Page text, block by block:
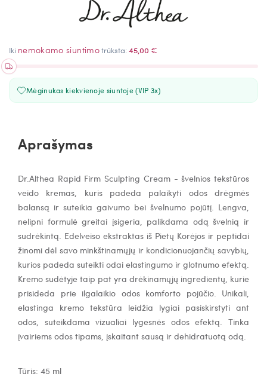
Iki nemokamo siuntimotrūksta:45,00 €
Mėginukas kiekvienoje siuntoje (VIP 3x)
Aprašymas
Dr.Althea Rapid Firm Sculpting Cream - švelnios tekstūros
veido kremas , kuris padeda palaikyti odos drėgmės
balansą ir suteikia gaivumo bei švelnumo pojūtį . Lengva,
nelipni formulėgreitai įsigeria , palikdama odąšvelnią ir
sudrėkintą Edelveiso ekstraktas iš Pietų Korėjos ir peptidai
žinomi dėl savo minkštinamųjų ir kondicionuojančių savybių
kurios padeda suteikti odai elastingumo ir glotnumo efektą
Kremo sudėtyje taip pat yra drėkinamųjų ingredientų , kurie
prisideda prie ilgalaikio odos komforto pojūčio. Unikali,
elastinga kremo tekstūra leidžia lygiai pasiskirstyti ant
odos , suteikdamavizualiai lygesnės odos efektą .Tinka
įvairiems odos tipams, įskaitant sausą ir dehidratuotą odą.
Tūris: 45 ml